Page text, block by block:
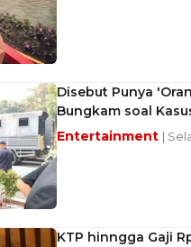
Disebut Punya
Bungkam soal
Entertainment |
KTP hinngga Gaji